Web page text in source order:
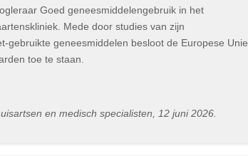
Goed geneesmiddelengebruik in het
Mede door studies van zijn
gebruikte geneesmiddelen besloot de Europese Unie
toe te staan.
en medisch specialisten, 12 juni 2026.